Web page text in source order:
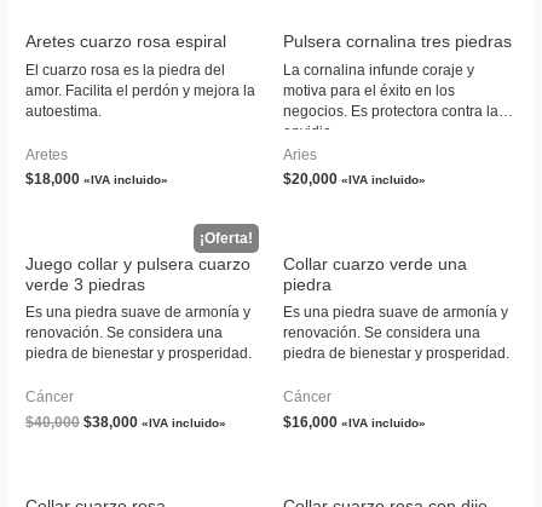
Aretes cuarzo rosa espiral
El cuarzo rosa es la piedra del
amor. Facilita el perdón y mejora la
autoestima.
Aretes
$18,000 «IVA incluido»
Pulsera cornalina tres piedras
La cornalina infunde coraje y
motiva para el éxito en los
negocios. Es protectora contra la
envidia.
Aries
$20,000 «IVA incluido»
Juego collar y pulsera cuarzo
verde 3 piedras
Es una piedra suave de armonía y
renovación. Se considera una
piedra de bienestar y prosperidad.
Cáncer
$40,000 $38,000 «IVA incluido»
Collar cuarzo verde una
piedra
Es una piedra suave de armonía y
renovación. Se considera una
piedra de bienestar y prosperidad.
Cáncer
$16,000 «IVA incluido»